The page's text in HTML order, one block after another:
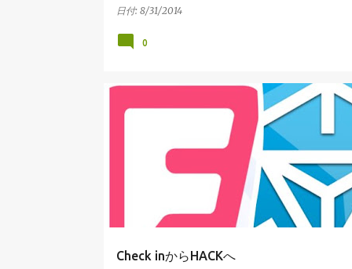
日付: 8/31/2014
0
Check inからHACKへ
FOURSQUARE INGRESS IPHONE SWARM